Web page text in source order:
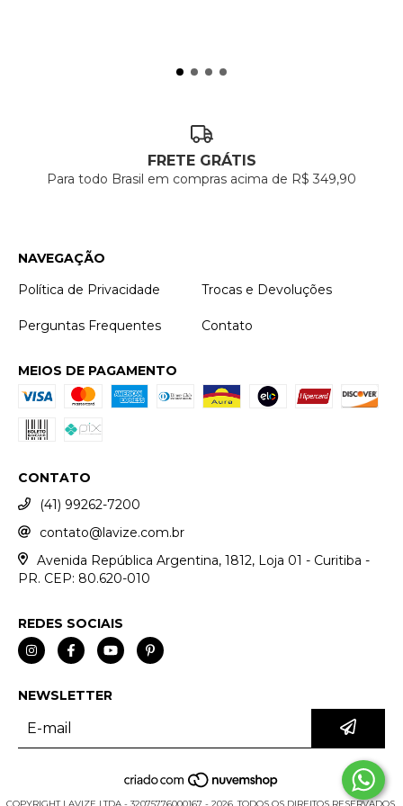
FRETE GRÁTIS
Para todo Brasil em compras acima de R$ 349,90
NAVEGAÇÃO
Política de Privacidade
Trocas e Devoluções
Perguntas Frequentes Contato
MEIOS DE PAGAMENTO
CONTATO
(41) 99262-7200
contato@lavize.com.br
Avenida República Argentina, 1812, Loja 01 - Curitiba -
PR. CEP: 80.620-010
REDES SOCIAIS
NEWSLETTER